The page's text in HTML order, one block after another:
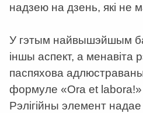
надзею на дзень, які не
У гэтым найвышэйшым
іншы аспект, а менавіта
паспяхова
формуле «Оra et labora!»
Рэлігійны элемент